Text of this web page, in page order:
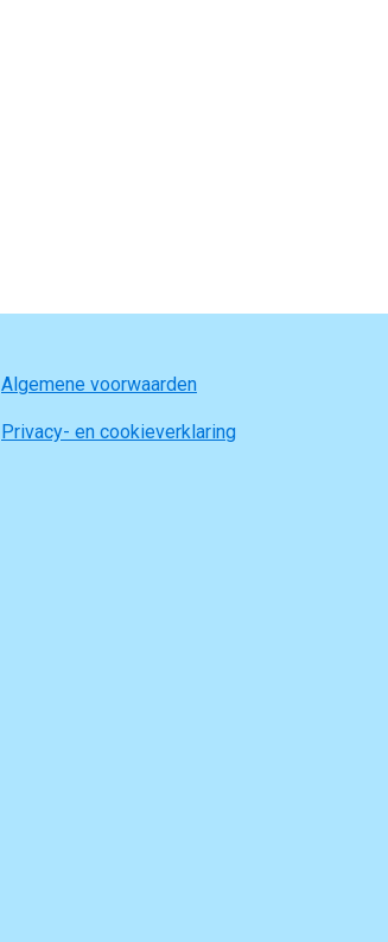
Algemene voorwaarden
Privacy- en cookieverklaring